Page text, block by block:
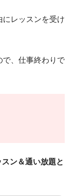
にレッスンを受け
で、仕事終わりで
ン＆通い放題と